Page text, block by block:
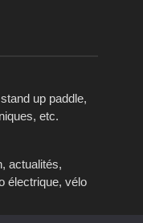
up paddle,
etc.
actualités,
électrique, vélo